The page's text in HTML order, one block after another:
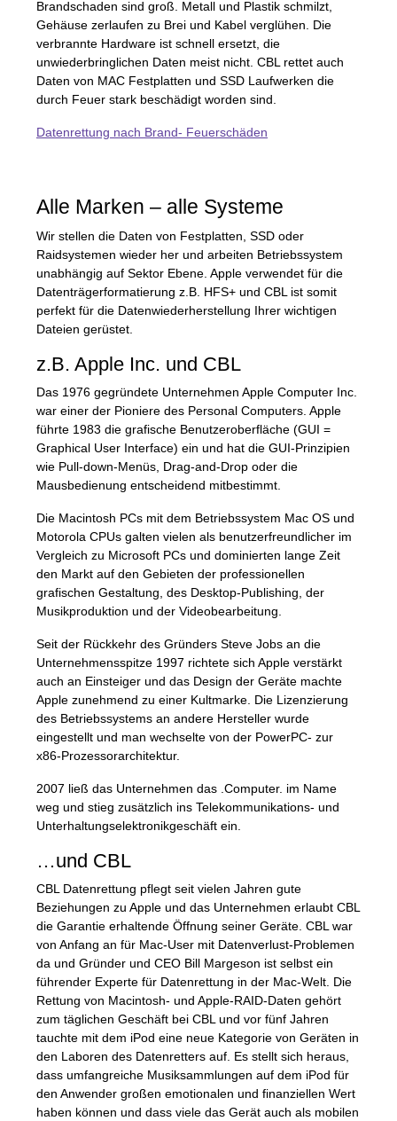
Brandschaden sind groß. Metall und Plastik schmilzt,
Gehäuse zerlaufen zu Brei und Kabel verglühen. Die
verbrannte Hardware ist schnell ersetzt, die
unwiederbringlichen Daten meist nicht. CBLrettet auch
Daten von MAC Festplatten und SSD Laufwerken die
durch Feuer stark beschädigt worden sind.
Datenrettung nach Brand- Feuerschäden
Alle Marken – alle Systeme
Wir stellen die Daten von Festplatten, SSD oder
Raidsystemen wieder her und arbeiten Betriebssystem
unabhängig auf Sektor Ebene. Apple verwendet für die
Datenträgerformatierung z.B. HFS+ und CBList somit
perfekt für die Datenwiederherstellung Ihrer wichtigen
Dateien gerüstet.
z.B. Apple Inc. und CBL
Das 1976 gegründete Unternehmen Apple Computer Inc.
war einer der Pioniere des Personal Computers. Apple
führte 1983 die grafische Benutzeroberfläche (GUI =
Graphical User Interface) ein und hat die GUI-Prinzipien
wie Pull-down-Menüs, Drag-and-Drop oder die
Mausbedienung entscheidend mitbestimmt.
Die Macintosh PCs mit dem Betriebssystem Mac OS und
Motorola CPUs galten vielen als benutzerfreundlicher im
Vergleich zu Microsoft PCs und dominierten lange Zeit
den Markt auf den Gebieten der professionellen
grafischen Gestaltung, des Desktop-Publishing, der
Musikproduktion und der Videobearbeitung.
Seit der Rückkehr des Gründers Steve Jobs an die
Unternehmensspitze 1997 richtete sich Apple verstärkt
auch an Einsteiger und das Design der Geräte machte
Apple zunehmend zu einer Kultmarke. Die Lizenzierung
des Betriebssystems an andere Hersteller wurde
eingestellt und man wechselte von der PowerPC- zur
x86-Prozessorarchitektur.
2007 ließ das Unternehmen das .Computer. im Name
weg und stieg zusätzlich ins Telekommunikations- und
Unterhaltungselektronikgeschäft ein.
…und CBL
CBLDatenrettung pflegt seit vielen Jahren gute
Beziehungen zu Apple und das Unternehmen erlaubt CBL
die Garantie erhaltende Öffnung seiner Geräte. CBLwar
von Anfang an für Mac-User mit Datenverlust-Problemen
da und Gründer und CEO Bill Margeson ist selbst ein
führender Experte für Datenrettung in der Mac-Welt. Die
Rettung von Macintosh- und Apple-RAID-Daten gehört
zum täglichen Geschäft bei CBLund vor fünf Jahren
tauchte mit dem iPod eine neue Kategorie von Geräten in
den Laboren des Datenretters auf. Es stellt sich heraus,
dass umfangreiche Musiksammlungen auf dem iPod für
den Anwender großen emotionalen und finanziellen Wert
haben können und dass viele das Gerät auch als mobilen